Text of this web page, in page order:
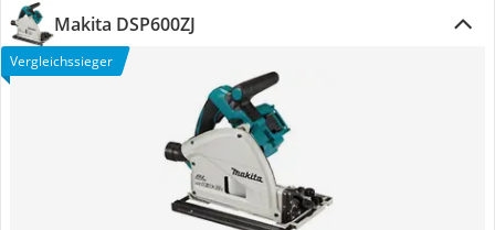
Makita DSP600ZJ
Vergleichssieger